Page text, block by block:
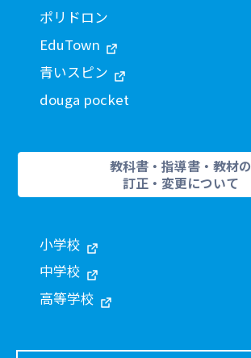
ポリドロン
EduTown
青いスピン
douga pocket
教科書・指導書・教材の
訂正・変更について
小学校
中学校
高等学校